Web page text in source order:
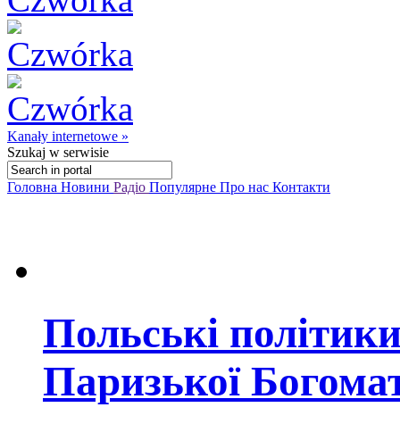
Kanały internetowe »
Szukaj w serwisie
Головна Новини Радіо Популярне Про нас Контакти
Польські
Паризької